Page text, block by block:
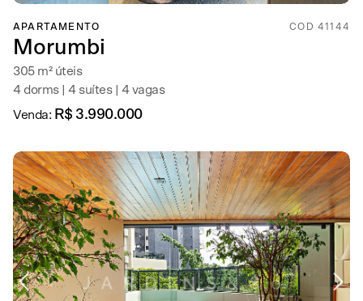
APARTAMENTO COD 41144
Morumbi
305 m² úteis
4 dorms | 4 suítes | 4 vagas
Venda: R$ 3.990.000